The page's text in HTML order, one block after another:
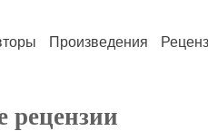
Произведения
рецензии